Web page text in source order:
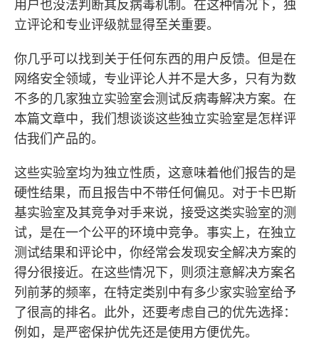
用户也没法判断其反病毒机制。在这种情况下，独
立评论和专业评级就显得至关重要。
你几乎可以找到关于任何东西的用户反馈。但是在
网络安全领域，专业评论人并不是大多，只有为数
不多的几家独立实验室会测试反病毒解决方案。在
本篇文章中，我们想谈谈这些独立实验室是怎样评
估我们产品的。
这些实验室均为独立性质，这意味着他们报告的是
硬性结果，而且报告中不带任何偏见。对于卡巴斯
基实验室及其竞争对手来说，接受这类实验室的测
试，是在一个公平的环境中竞争。事实上，在独立
测试结果和评论中，你经常会发现安全解决方案的
得分很接近。在这些情况下，则须注意解决方案名
列前茅的频率，在特定类别中有多少家实验室给予
了很高的排名。此外，还要考虑自己的优先选择：
例如，是严密保护优先还是使用方便优先。